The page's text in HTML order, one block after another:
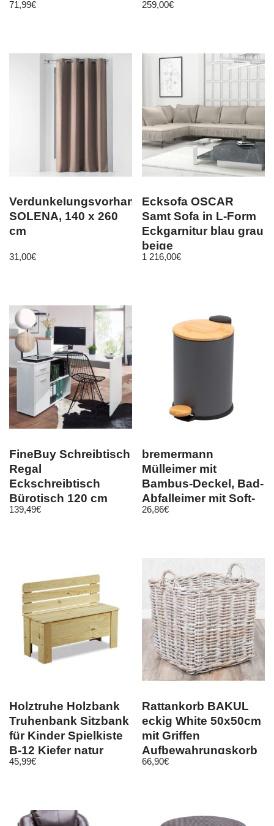
71,99€ 75/65cm
259,00€
Verdunkelungsvorhang
SOLENA, 140 x 260
cm
31,00€
Ecksofa OSCAR
Samt Sofa in L-Form
Eckgarnitur blau grau
beige
1 216,00€
FineBuy Schreibtisch
Regal
Eckschreibtisch
Bürotisch 120 cm
Home Office
139,49€
bremermann
Mülleimer mit
Bambus-Deckel, Bad-
Abfalleimer mit Soft-
Close, 3 l, grau
26,86€
Holztruhe Holzbank
Truhenbank Sitzbank
für Kinder Spielkiste
B-12 Kiefer natur
45,99€
Rattankorb BAKUL
eckig White 50x50cm
mit Griffen
Aufbewahrungskorb
Wäschekorb
66,90€